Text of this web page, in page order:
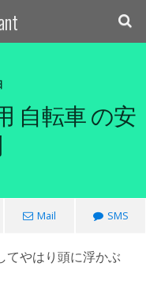
自転車 の安
Mail SMS
てやはり頭に浮かぶ